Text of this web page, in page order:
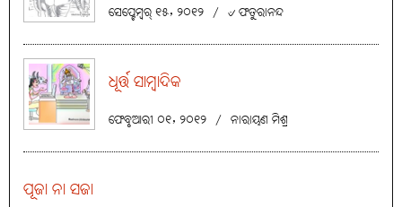
ସେପ୍ଟେମ୍ବର୍ ୧୫, ୨୦୧୨ / ୰ ଫତୁରାନନ୍ଦ
ଧୂର୍ତ୍ତ ସାମ୍ବାଦିକ
ଫେବୃଆରୀ ୦୧, ୨୦୧୨ / ନାରାୟଣ ମିଶ୍ର
ପୂଜା ନା ସଜା